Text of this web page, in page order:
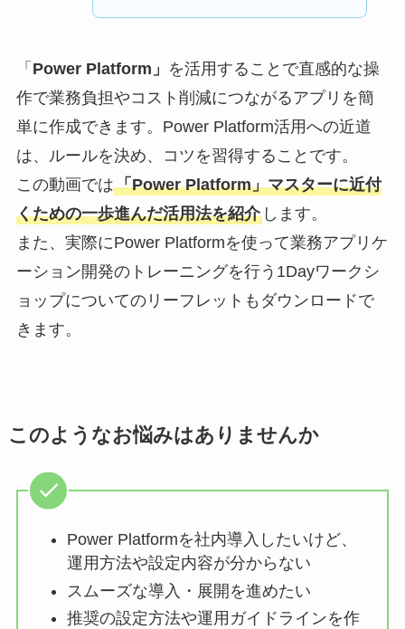
「 Power Platform」 を活用することで直感的な操
作で業務負担やコスト削減につながるアプリを簡
単に作成できます。Power Platform活用への近道
は、ルールを決め、コツを習得することです。
この動画では「Power Platform」マスターに近付
くための一歩進んだ活用法を紹介します。
また、実際にPower Platformを使って業務アプリケ
ーション開発のトレーニングを行う1Dayワークシ
ョップについてのリーフレットもダウンロードで
きます。
このようなお悩みはありませんか
Power Platformを社内導入したいけど、
運用方法や設定内容が分からない
スムーズな導入・展開を進めたい
推奨の設定方法や運用ガイドラインを作